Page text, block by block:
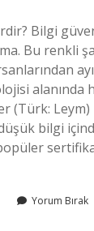
Bilgi
Bu renkli
(Türk:
bilgi
Yorum Bırak